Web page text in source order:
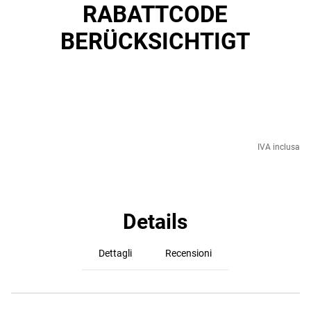
RABATTCODE
BERÜCKSICHTIGT
IVA inclusa
Details
Dettagli Recensioni